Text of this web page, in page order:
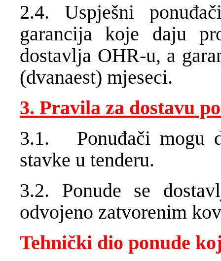
2.4. Uspješni
garancija koje daju
dostavlja OHR-u, a
(dvanaest) mjeseci.
3. Pravila za dostavu
3.1. Ponuđači mogu
stavke u tenderu.
3.2. Ponude se
odvojeno zatvorenim
Tehnički dio ponude